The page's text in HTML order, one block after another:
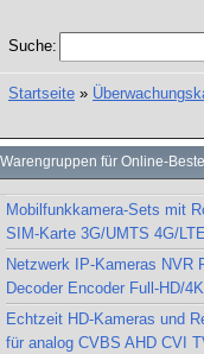
Suche:
Startseite »
Warengruppen für Online-
Mobilfunkkamera-Sets mit
SIM-Karte 3G/UMTS 4G/LTE
Netzwerk IP-Kameras NVR
Decoder Encoder Full-HD/4K
Echtzeit HD-Kameras und
für analog CVBS AHD CVI